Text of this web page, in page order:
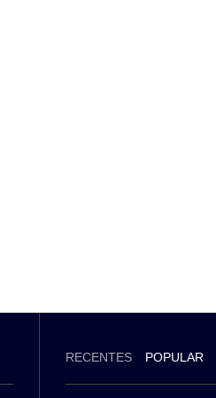
RECENTES POPULAR